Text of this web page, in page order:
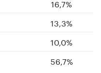
16,7%
13,3%
10,0%
56,7%